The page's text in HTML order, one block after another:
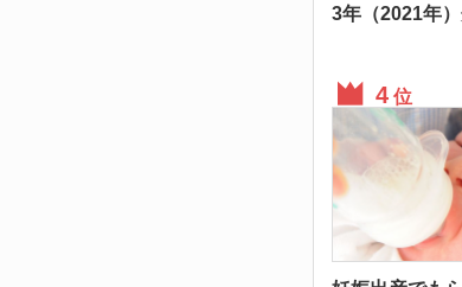
3年（2021年）
位